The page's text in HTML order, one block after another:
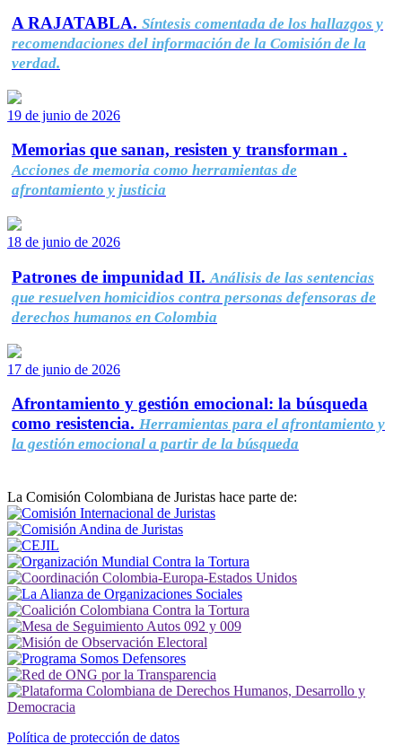
A RAJATABLA. Síntesis comentada de los hallazgos y
recomendaciones del información de la Comisión de la
verdad.
19 de junio de 2026
Memorias que sanan, resisten y transforman .
Acciones de memoria como herramientas de
afrontamiento y justicia
18 de junio de 2026
Patrones de impunidad II. Análisis de las sentencias
que resuelven homicidios contra personas defensoras de
derechos humanos en Colombia
17 de junio de 2026
Afrontamiento y gestión emocional: la búsqueda
como resistencia. Herramientas para el afrontamiento y
la gestión emocional a partir de la búsqueda
La Comisión Colombiana de Juristas hace parte de:
Política de protección de datos